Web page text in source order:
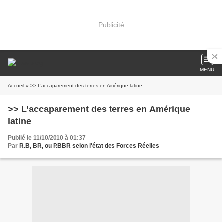
Publicité
MENU
Accueil » >> L’accaparement des terres en Amérique latine
>> L’accaparement des terres en Amérique
latine
Publié le 11/10/2010 à 01:37
Par R.B, BR, ou RBBR selon l'état des Forces Réelles